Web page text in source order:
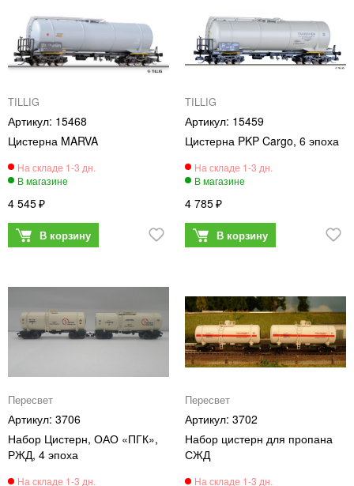
TILLIG
15468
Цистерна MARVA
4 545
TILLIG
15459
Цистерна PKP Cargo, 6 эпоха
4 785
Пересвет
3706
Набор Цистерн, ОАО «ПГК»,
РЖД, 4 эпоха
Пересвет
3702
Набор цистерн для пропана
СЖД